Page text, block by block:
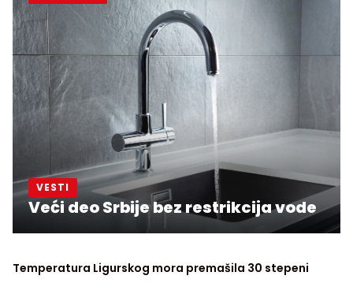
VESTI
Veći deo Srbije bez restrikcija vode
Temperatura Ligurskog mora premašila 30 stepeni